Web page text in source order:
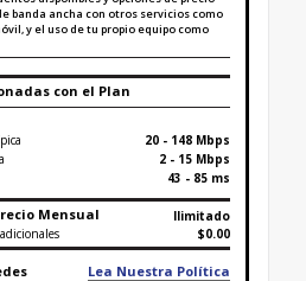
banda ancha con otros servicios como
y el uso de tu propio equipo como
con el Plan
20 - 148 Mbps
2 - 15 Mbps
43 - 85 ms
Mensual
Ilimitado
$0.00
Lea Nuestra Política